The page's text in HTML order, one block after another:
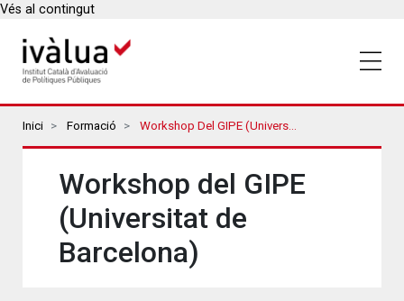
Vés al contingut
Breadcrumbs
Inici Formació Workshop Del GIPE (Universitat De Barcelona)
Workshop del GIPE
(Universitat de
Barcelona)